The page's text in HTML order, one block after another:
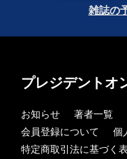
雑誌の
プレジデントオ
お知らせ 著者一覧
会員登録について
個
特定商取引法に基づく